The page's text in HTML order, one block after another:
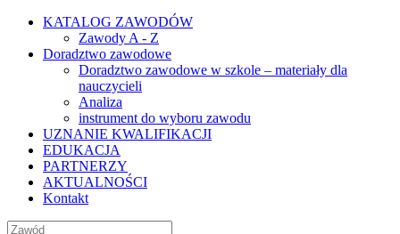
KATALOG ZAWODÓW
Zawody A - Z
Doradztwo zawodowe
Doradztwo zawodowe w szkole – materiały dla
nauczycieli
Analiza
instrument do wyboru zawodu
UZNANIE KWALIFIKACJI
EDUKACJA
PARTNERZY
AKTUALNOŚCI
Kontakt